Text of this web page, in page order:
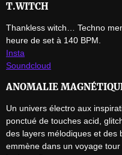
T.WITCH
Thankless witch… Techno
Insta
Soundcloud
ANOMALIE
Un univers électro aux
ponctué de touches acid,
des layers mélodiques et des
emmène dans un voyage